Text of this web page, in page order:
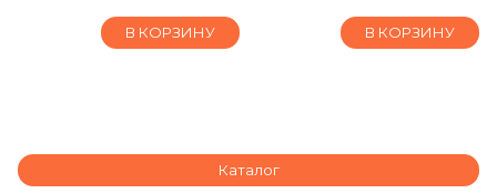
В КОРЗИНУ В КОРЗИНУ
Каталог